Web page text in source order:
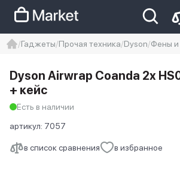
Iphone 14 pro max
айфон 14
Гаджеты Прочая техника Dyson Фены и
в список сравнения в избранное
Dyson Airwrap Coanda 2x
+ кейс
Есть в наличии
артикул: 7057